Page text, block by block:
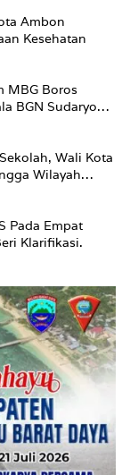
Ambon
Kesehatan
MBG Boros
BGN Sudaryono
Wali Kota
Wilayah
Pada Empat
Klarifikasi.